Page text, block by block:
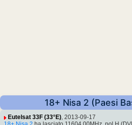
18+ Nisa 2 (Paesi
Eutelsat 33F (33°E), 2013-09-17